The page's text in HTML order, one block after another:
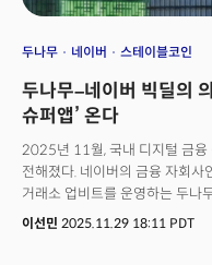
두나무 네이버 스테이블코인
두나무–네이버 빅딜의
슈퍼앱’ 온다
2025년 11월, 국내 디지털 금융
전해졌다. 네이버의 금융 자회
거래소 업비트를 운영하는 두나
체결한 것이다. 단순한 업무협약
이선민 2025.11.29 18:11 PDT